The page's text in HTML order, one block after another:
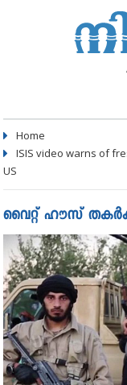
Home
ISIS video warns of
US
വൈറ്റ് ഹൗസ്